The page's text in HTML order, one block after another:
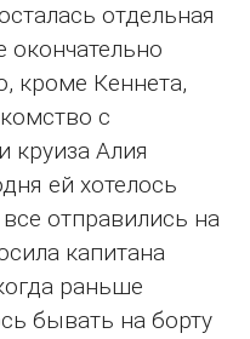
отдельная
кроме Кеннета,
с
круиза Алия
ей хотелось
отправились на
капитана
раньше
бывать на борту